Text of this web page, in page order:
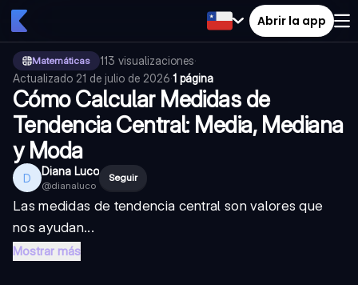
Abrir la app
Matemáticas 113 visualizaciones·
Actualizado 21 de julio de 2026·1 página
Cómo Calcular Medidas de
Tendencia Central: Media, Mediana
y Moda
D Diana Luco
@dianaluco
Seguir
Las medidas de tendencia central son valores que
nos ayudan...
Mostrar más